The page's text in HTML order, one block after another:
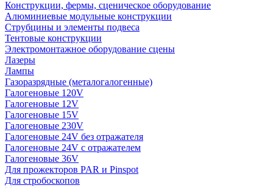
Конструкции, фермы, сценическое оборудование
Алюминиевые модульные конструкции
Струбцины и элементы подвеса
Тентовые конструкции
Электромонтажное оборудование сцены
Лазеры
Лампы
Газоразрядные (металогалогенные)
Галогеновые 120V
Галогеновые 12V
Галогеновые 15V
Галогеновые 230V
Галогеновые 24V без отражателя
Галогеновые 24V с отражателем
Галогеновые 36V
Для прожекторов PAR и Pinspot
Для стробоскопов